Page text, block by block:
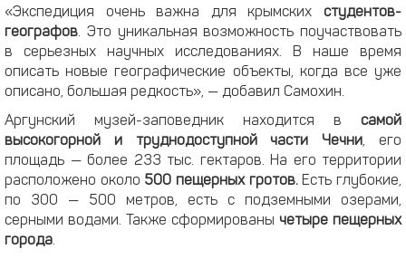
«Экспедиция очень важна для крымских студентов-
географов. Это уникальная возможность поучаствовать
в серьезных научных исследованиях. В наше время
описать новые географические объекты, когда все уже
описано, большая редкость», — добавил Самохин.
Аргунский музей-заповедник находится в самой
высокогорной и труднодоступной части Чечни, его
площадь — более 233 тыс. гектаров. На его территории
расположено около 500 пещерных гротов.Есть глубокие,
по 300 — 500 метров, есть с подземными озерами,
серными водами. Также сформированы четыре пещерных
города.